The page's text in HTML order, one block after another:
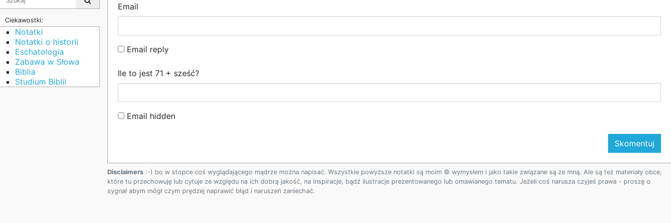
Ciekawostki:
Notatki
Notatki o historii
Eschatologia
Zabawa w Słowa
Biblia
Studium Biblii
Email
Email reply
Ile to jest 71 + sześć?
Email hidden
Disclaimers :-) bo w stopce coś wyglądającego mądrze można napisać. Wszystkie powyższe notatki są moim © wymysłem i jako takie związane są ze mną. Ale są też materiały obce,
które tu przechowuję lub cytuje ze względu na ich dobrą jakość, na inspiracje, bądź ilustracje prezentowanego lub omawianego tematu. Jeżeli coś narusza czyjeś prawa - proszę o
sygnał abym mógł czym prędzej naprawić błąd i naruszeń zaniechać.